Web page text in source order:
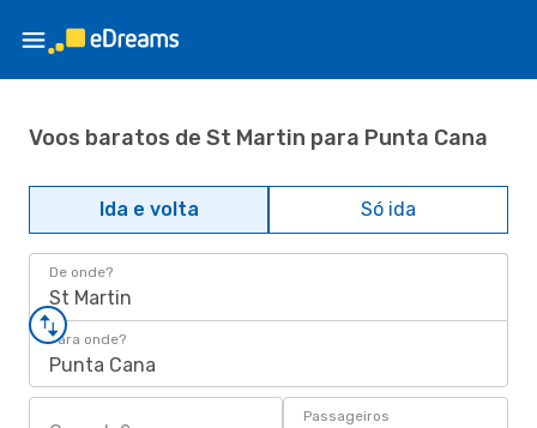
Voos baratos de St Martin para Punta Cana
Ida e volta Só ida
De onde?
St Martin
Para onde?
Punta Cana
Passageiros